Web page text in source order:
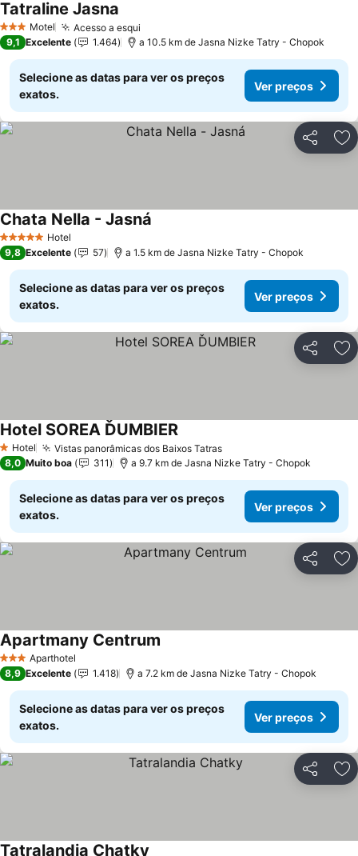
3 EstrelasMotel Acesso a esqui
Tatraline Jasna
9,1 Excelente 1.464 a 10.5 km de Jasna Nizke Tatry - Chopok
Selecione as datas para ver os preços
exatos.
Ver preços
Partilhar
5 Estrelas Hotel
Chata Nella - Jasná
9,8 Excelente 57 a 1.5 km de Jasna Nizke Tatry - Chopok
Selecione as datas para ver os preços
exatos.
Ver preços
Partilhar
1 Estrelas
Hotel Vistas panorâmicas dos Baixos Tatras
Hotel SOREA ĎUMBIER
8,0 Muito boa 311 a 9.7 km de Jasna Nizke Tatry - Chopok
Selecione as datas para ver os preços
exatos.
Ver preços
Partilhar
3 EstrelasAparthotel
Apartmany Centrum
8,9 Excelente 1.418 a 7.2 km de Jasna Nizke Tatry - Chopok
Selecione as datas para ver os preços
exatos.
Ver preços
Partilhar
Tatralandia Chatky